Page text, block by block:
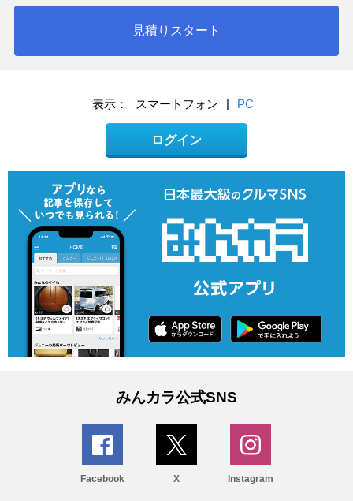
見積りスタート
表示： スマートフォン | PC
ログイン
みんカラ公式SNS
Facebook X Instagram